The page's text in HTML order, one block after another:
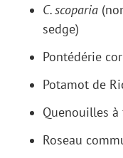
C. scoparia
sedge)
Pontédérie
Potamot de
Quenouilles
Roseau